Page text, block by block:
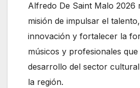
Alfredo De Saint Malo 2026
misión de impulsar el
innovación y fortalecer la
músicos y profesionales
desarrollo del sector
la región.